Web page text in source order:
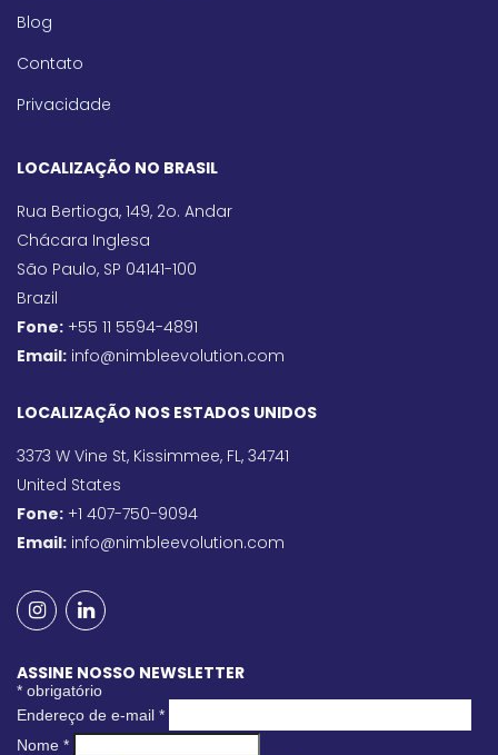
Blog
Contato
Privacidade
LOCALIZAÇÃO NO BRASIL
Rua Bertioga, 149, 2o. Andar
Chácara Inglesa
São Paulo, SP 04141-100
Brazil
Fone: +55 11 5594-4891
Email: info@nimbleevolution.com
LOCALIZAÇÃO NOS ESTADOS UNIDOS
3373 W Vine St, Kissimmee, FL, 34741
United States
Fone: +1 407-750-9094
Email: info@nimbleevolution.com
ASSINE NOSSO NEWSLETTER
* obrigatório
Endereço de e-mail *
Nome *